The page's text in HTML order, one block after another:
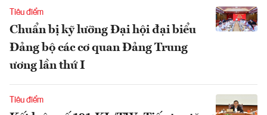
Tiêu điểm
Chuẩn bị kỹ lưỡng Đại hội đại biểu
Đảng bộ các cơ quan Đảng Trung
ương lần thứ I
Tiêu điểm